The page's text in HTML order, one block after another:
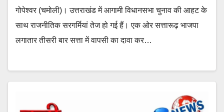
गोपेश्वर (चमोली)। उत्तराखंड में आगामी विधानसभा चुनाव की आहट के
साथ राजनीतिक सरगर्मियां तेज हो गई हैं। एक ओर सत्तारूढ़ भाजपा
लगातार तीसरी बार सत्ता में वापसी का दावा कर…